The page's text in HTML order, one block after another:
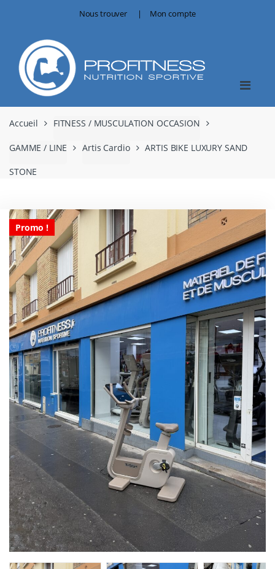
Nous trouver Mon compte
Accueil FITNESS / MUSCULATION OCCASION
GAMME / LINE Artis Cardio ARTIS BIKE LUXURY SAND
STONE
Promo !